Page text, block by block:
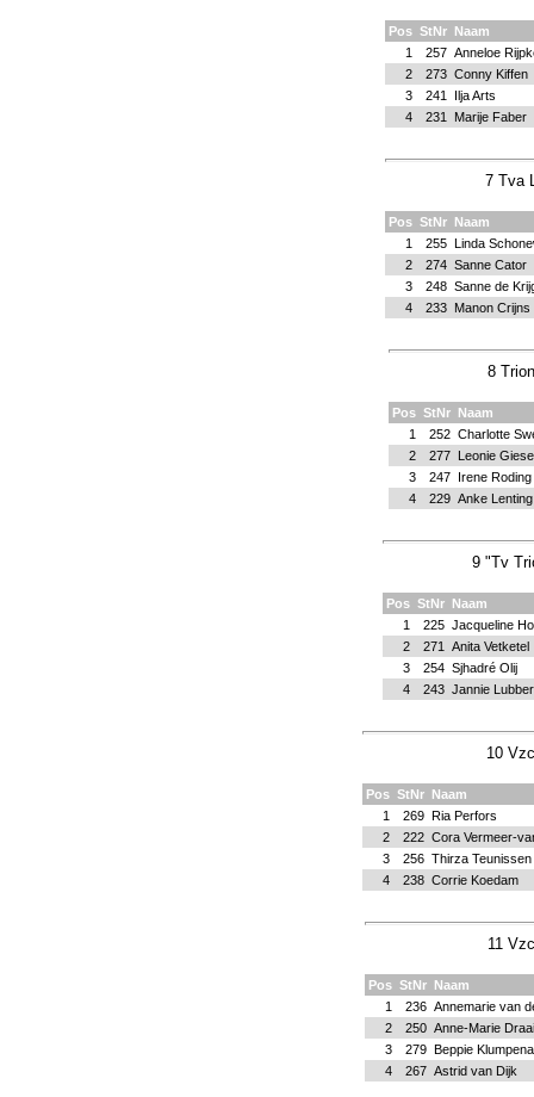
Pos StNr
Naam
1
257 Anneloe
2
273 Conny Kiffen
3
241
Ilja Arts
4
231 Marije Faber
7 Tva
Pos StNr Naam
1
255 Linda
2
274 Sanne Cator
3
248 Sanne de
4
233 Manon Crijns
8
Pos StNr Naam
1
252 Charlotte
2
277 Leonie
3
247 Irene Roding
4
229 Anke Lenting
9 "Tv
Pos StNr
Naam
1
225 Jacqueline
2
271
Anita Vetketel
3
254 Sjhadré Olij
4
243 Jannie
10
Pos StNr
Naam
1
269 Ria Perfors
2
222 Cora Vermeer-
3
256 Thirza Teunissen
4
238 Corrie Koedam
11
Pos StNr Naam
1
236 Annemarie van
2
250 Anne-Marie
3
279 Beppie
4
267 Astrid van Dijk